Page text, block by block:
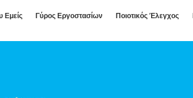
Εμείς Γύρος Εργοστασίων Ποιοτικός Έλεγχος